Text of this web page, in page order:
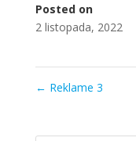
Posted on
2 listopada, 2022
← Reklame 3